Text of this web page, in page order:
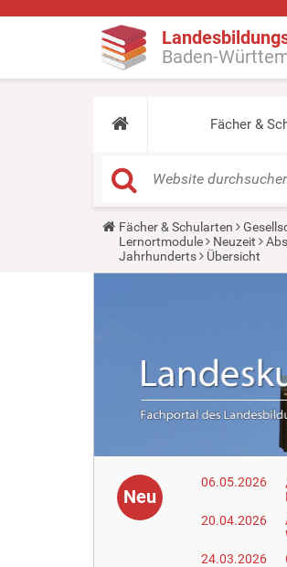
Baden-
Fächer &
Y
a
Fächer & Schularten
Lernortmodule
Neuzeit
Jahrhunderts
Übersicht
Neu
06.05.2026
20.04.2026
24.03.2026